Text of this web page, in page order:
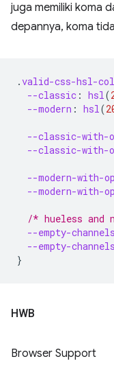
juga memiliki koma
depannya, koma
.valid-css-hsl-
--classic : hsl(
--modern : hsl(
--classic-with-
--classic-with-
--modern-with-
--modern-with-
/* hueless and
--empty-
--empty-
}
HWB
Browser Support